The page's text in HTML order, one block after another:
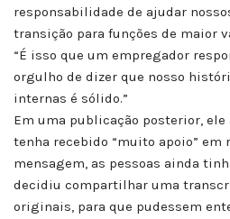
responsabilidade de ajudar
transição para funções de maior
“É isso que um empregador
orgulho de dizer que nosso
internas é sólido.”
Em uma publicação posterior,
tenha recebido “muito apoio” em
mensagem, as pessoas ainda
decidiu compartilhar uma
originais, para que pudessem